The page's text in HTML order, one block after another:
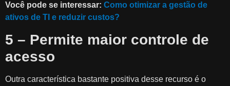
Você pode se interessar: Como otimizar a gestão de
ativos de TI e reduzir custos?
5 – Permite maior controle de
acesso
Outra característica bastante positiva desse recurso é o